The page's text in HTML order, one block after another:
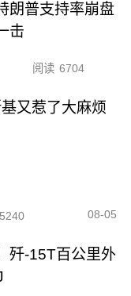
朗普支持率崩盘
击
阅读 6704
又惹了大麻烦
08-05
歼-15T百公里外